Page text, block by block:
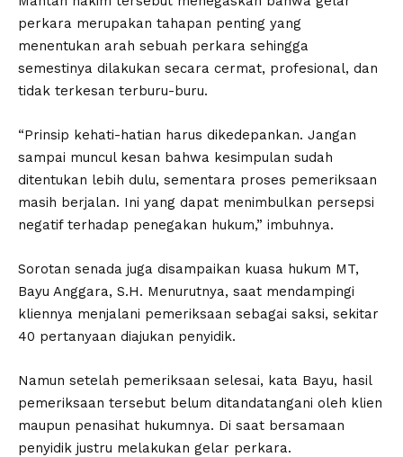
perkara merupakan tahapan penting yang
menentukan arah sebuah perkara sehingga
semestinya dilakukan secara cermat, profesional, dan
tidak terkesan terburu-buru.
“Prinsip kehati-hatian harus dikedepankan. Jangan
sampai muncul kesan bahwa kesimpulan sudah
ditentukan lebih dulu, sementara proses pemeriksaan
masih berjalan. Ini yang dapat menimbulkan persepsi
negatif terhadap penegakan hukum,” imbuhnya.
Sorotan senada juga disampaikan kuasa hukum MT,
Bayu Anggara, S.H. Menurutnya, saat mendampingi
kliennya menjalani pemeriksaan sebagai saksi, sekitar
40 pertanyaan diajukan penyidik.
Namun setelah pemeriksaan selesai, kata Bayu, hasil
pemeriksaan tersebut belum ditandatangani oleh klien
maupun penasihat hukumnya. Di saat bersamaan
penyidik justru melakukan gelar perkara.